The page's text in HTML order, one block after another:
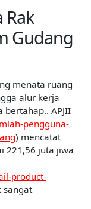
Rak
Gudang
menata ruang
alur kerja
APJII
pengguna-
) mencatat
221,56 juta jiwa
product-
sangat